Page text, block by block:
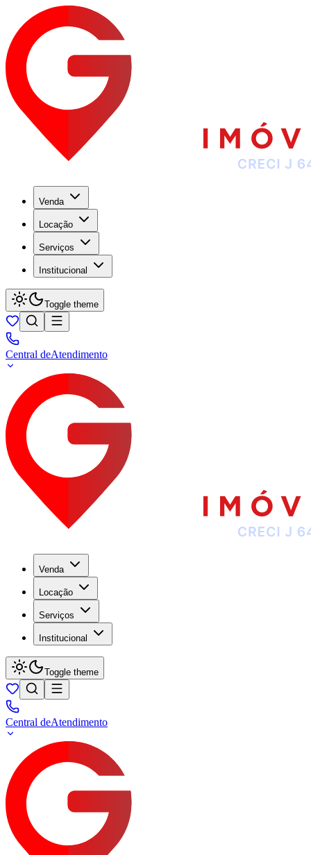
Venda
Locação
Serviços
Institucional
Toggle theme
Central deAtendimento
Venda
Locação
Serviços
Institucional
Toggle theme
Central deAtendimento